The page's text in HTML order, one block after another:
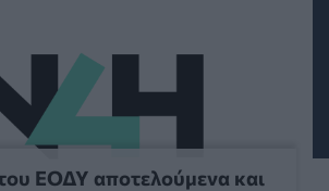
ΕΟΔΥ αποτελούμενα και